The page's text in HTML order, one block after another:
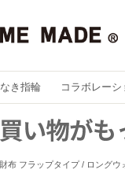
き指輪 コラボレーシ
布 フラップタイプ / ロングウ